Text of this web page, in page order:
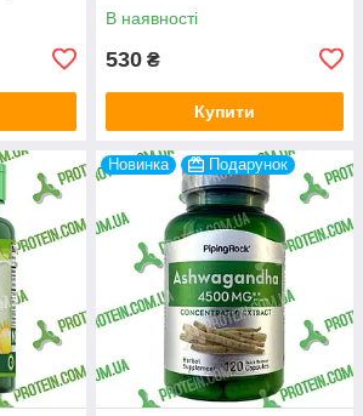
В наявності
530 ₴
Купити
Новинка Подарунок